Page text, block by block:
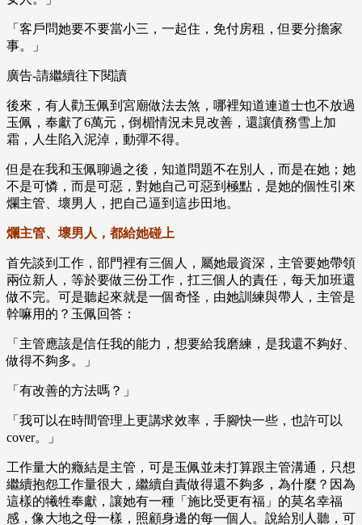
「客戶問她要不要當小三，一起住，免付房租，但要分擔家
事。」
廣告-請繼續往下閱讀
後來，有人勸玉佩到宮廟做法去煞，哪裡知道連道士也不放過
玉佩，奉獻了6萬元，倒楣情況未見改善，還讓債務雪上加
霜，人生陷入泥淖，動彈不得。
但是在我和玉佩聊過之後，知道問題不在別人，而是在她；她
不是可憐，而是可惡，對她自己可惡到極點，是她的個性引來
爛主管、壞男人，把自己逼到這步田地。
爛主管、壞男人，都給她碰上
首先談到工作，部門裡有三個人，屬她最資深，主管要她帶領
兩位新人，等於要做三份工作，扛三個人的責任，每天加班還
做不完。可是聽起來就是一個奇怪，由她訓練與帶人，主管是
幹嘛用的？玉佩回答：
「主管應該是信任我的能力，想要給我磨練，是我還不夠好、
做得不夠多。」
「有改善的方法嗎？」
「我可以在時間管理上更講求效率，手腳快一些，也許可以
cover。」
工作量大的癥結是主管，可是玉佩並未打算跟主管溝通，只想
繼續抱怨工作量很大，繼續自責做得還不夠多，為什麼？因為
這樣的犧牲奉獻，讓她有一種「施比受更有福」的莫名幸福
感，像大地之母一樣，照顧身邊的每一個人。說給別人聽，可